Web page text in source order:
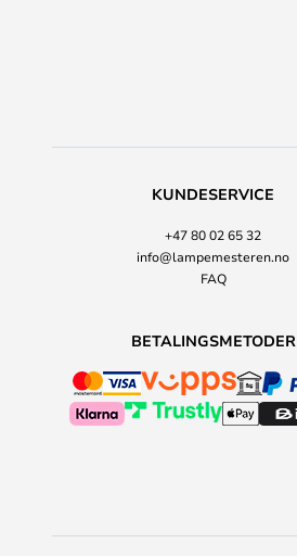
KUNDESERVICE
+47 80 02 65 32
info@lampemesteren.no
FAQ
BETALINGSMETODER